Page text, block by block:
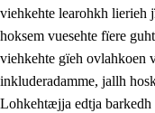
3.4 Lïerehtimmie
3.5
viehkehte learohkh lierieh
hoksem vuesehte fïere
viehkehte gïeh ovlahkoen
inkluderadamme, jallh
Lohkehtæjja edtja barkedh